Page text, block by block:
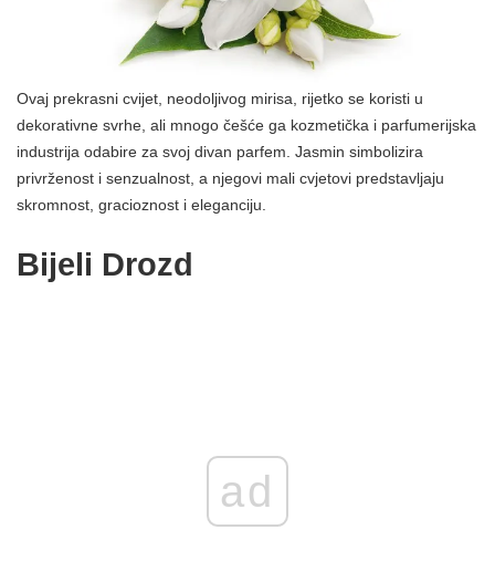
Ovaj prekrasni cvijet, neodoljivog mirisa, rijetko se koristi u
dekorativne svrhe, ali mnogo češće ga kozmetička i parfumerijska
industrija odabire za svoj divan parfem. Jasmin simbolizira
privrženost i senzualnost, a njegovi mali cvjetovi predstavljaju
skromnost, gracioznost i eleganciju.
Bijeli Drozd
ad